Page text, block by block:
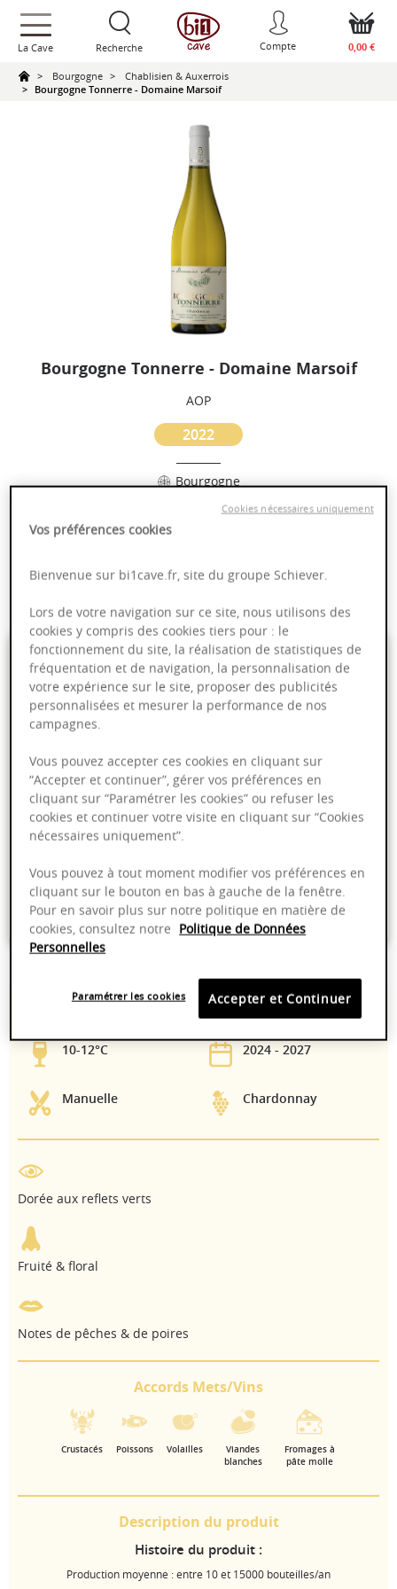
text.skipToContent
text.skipToNavigation
La Cave Recherche Compte 0,00 €
Bourgogne
Chablisien & Auxerrois
Bourgogne Tonnerre - Domaine Marsoif
Bourgogne Tonnerre - Domaine Marsoif
AOP
2022
Bourgogne
Puissant
Epicé
10,95 €
75cl - soit 14,60 €/ L
Ajouter au panier
Livraison offerte dans nos points de vente
Emballage anti-casse
Paiement sécurisé
12,50% En cuves inox
10-12°C 2024 - 2027
Manuelle Chardonnay
Dorée aux reflets verts
Fruité & floral
Notes de pêches & de poires
Accords Mets/Vins
Crustacés Poissons Volailles
Viandes
blanches
Fromages à
pâte molle
Description du produit
Histoire du produit :
Production moyenne : entre 10 et 15000 bouteilles/an
Vos préférences cookies
Bienvenue sur bi1cave.fr, site du groupe Schiever.
Lors de votre navigation sur ce site, nous utilisons des
cookies y compris des cookies tiers pour : le
fonctionnement du site, la réalisation de statistiques de
fréquentation et de navigation, la personnalisation de
votre expérience sur le site, proposer des publicités
personnalisées et mesurer la performance de nos
campagnes.
Vous pouvez accepter ces cookies en cliquant sur
“Accepter et continuer”, gérer vos préférences en
cliquant sur “Paramétrer les cookies” ou refuser les
cookies et continuer votre visite en cliquant sur “Cookies
nécessaires uniquement”.
Vous pouvez à tout moment modifier vos préférences en
cliquant sur le bouton en bas à gauche de la fenêtre.
Pour en savoir plus sur notre politique en matière de
cookies, consultez notre Politique de Données
Personnelles
Accepter et Continuer
Paramétrer les cookies
Cookies nécessaires uniquement